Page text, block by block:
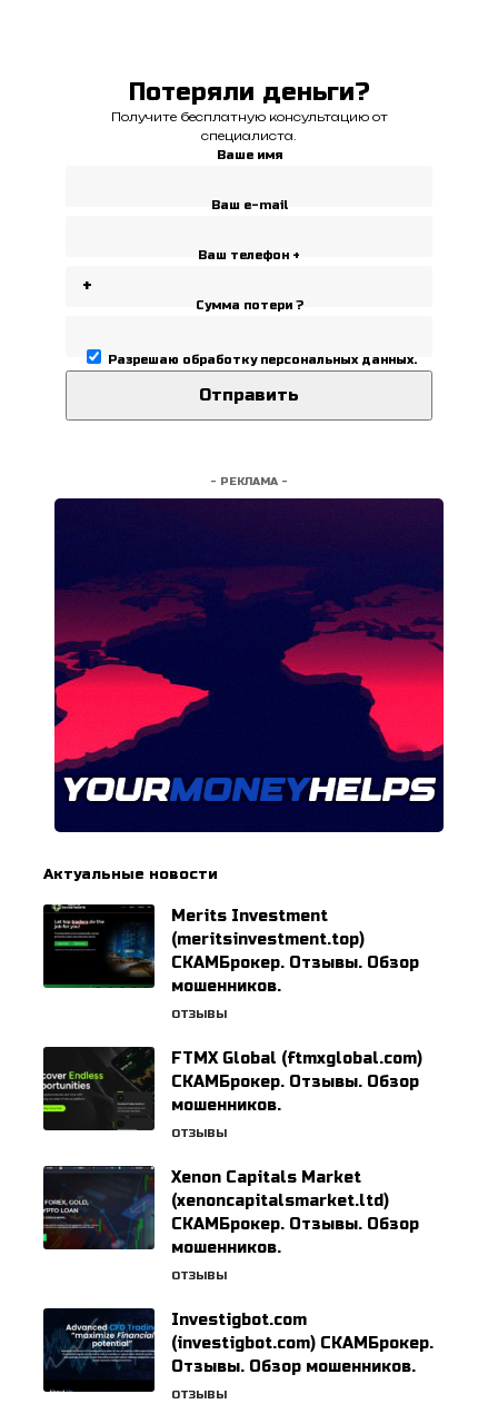
Потеряли деньги?
Получите бесплатную консультацию от
специалиста.
Ваше имя
Ваш e-mail
Ваш телефон +
Сумма потери ?
Разрешаю обработку персональных данных.
- РЕКЛАМА -
Актуальные новости
Merits Investment
(meritsinvestment.top)
СКАМБрокер. Отзывы. Обзор
мошенников.
ОТЗЫВЫ
FTMX Global (ftmxglobal.com)
СКАМБрокер. Отзывы. Обзор
мошенников.
ОТЗЫВЫ
Xenon Capitals Market
(xenoncapitalsmarket.ltd)
СКАМБрокер. Отзывы. Обзор
мошенников.
ОТЗЫВЫ
Investigbot.com
(investigbot.com) СКАМБрокер.
Отзывы. Обзор мошенников.
ОТЗЫВЫ